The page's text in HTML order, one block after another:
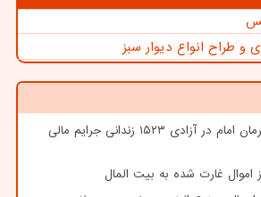
طراح انواع دیوار سبز
مشارکت ستاد اجرائی فرمان امام در آزادی ۱۵۲۳ زندانی جرایم مالی